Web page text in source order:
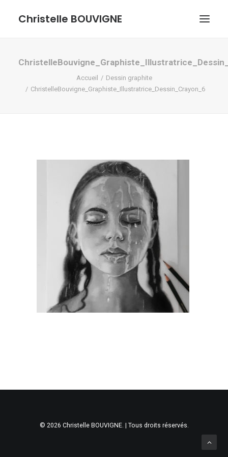
Christelle BOUVIGNE
GRAPHISME ET ILLUSTRATIONS
DESSINS ET PASTELSAccueil
Dessin graphite
ChristelleBouvigne_Graphiste_Illustratrice_Dessin_Crayon_6
© 2026 Christelle BOUVIGNE. | Tous droits réservés.